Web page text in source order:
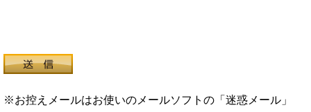
※お控えメールはお使いのメールソフトの「迷惑メール」